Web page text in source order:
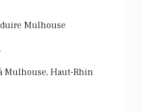
Mulhouse
Mulhouse, Haut-Rhin